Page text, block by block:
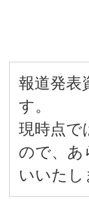
報道発表
す。
現時点で
ので、あ
いいたし